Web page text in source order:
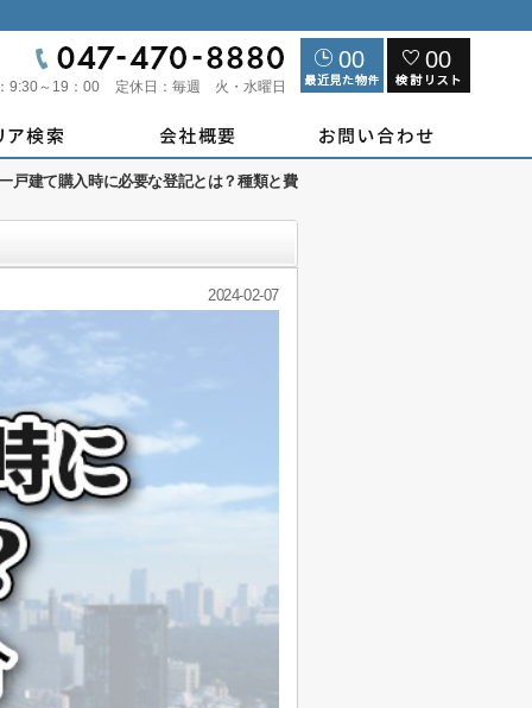
9:30～19：00 定休日： 毎週 火・水曜日
00 00
戸建て購入時に必要な登記とは？種類と費
2024-02-07